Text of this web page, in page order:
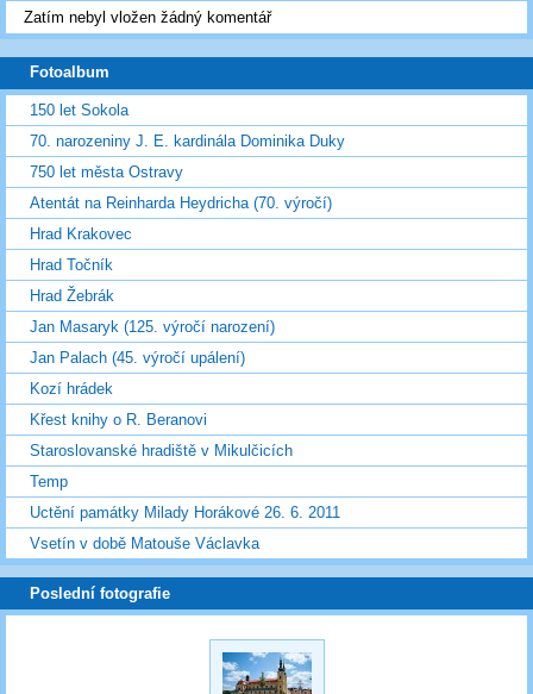
Zatím nebyl vložen žádný komentář
Fotoalbum
150 let Sokola
70. narozeniny J. E. kardinála Dominika Duky
750 let města Ostravy
Atentát na Reinharda Heydricha (70. výročí)
Hrad Krakovec
Hrad Točník
Hrad Žebrák
Jan Masaryk (125. výročí narození)
Jan Palach (45. výročí upálení)
Kozí hrádek
Křest knihy o R. Beranovi
Staroslovanské hradiště v Mikulčicích
Temp
Uctění památky Milady Horákové 26. 6. 2011
Vsetín v době Matouše Václavka
Poslední fotografie